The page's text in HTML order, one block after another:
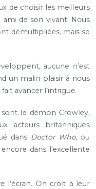
de choisir les meilleurs
de son vivant. Nous
démultipliées, mais se
aucune n’est
un malin plaisir à nous
avancer l’intrigue.
sont le démon Crowley,
acteurs britanniques
dans Doctor Who, ou
dans l’excellente
l’écran. On croit à leur